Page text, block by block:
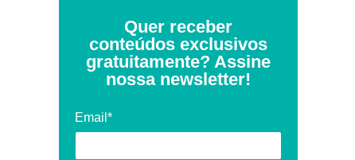
Quer receber
conteúdos exclusivos
gratuitamente? Assine
nossa newsletter!
Email*